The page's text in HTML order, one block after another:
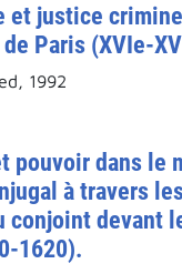
et justice
Paris (XVIe-
1992
pouvoir dans le
à travers
conjoint devant
1620).